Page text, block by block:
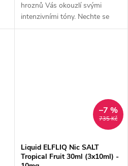
hroznů Vás okouzlí svými
intenzivními tóny. Nechte se
unést plnou a neskutečně
735 Kč
–7 %
Liquid ELFLIQ Nic SALT
Tropical Fruit 30ml (3x10ml) -